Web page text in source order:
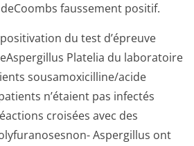
faussement positif.
du test d’épreuve
Platelia du laboratoire
sousamoxicilli­ne/acide
n’étaient pas infectés
croisées avec des
Aspergillus ont